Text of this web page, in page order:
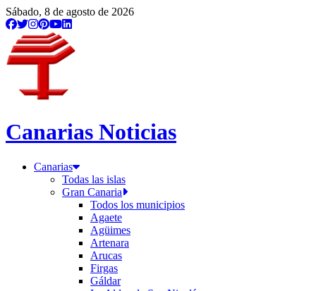
Sábado, 8 de agosto de 2026
Canarias Noticias
Canarias
Todas las islas
Gran Canaria
Todos los municipios
Agaete
Agüimes
Artenara
Arucas
Firgas
Gáldar